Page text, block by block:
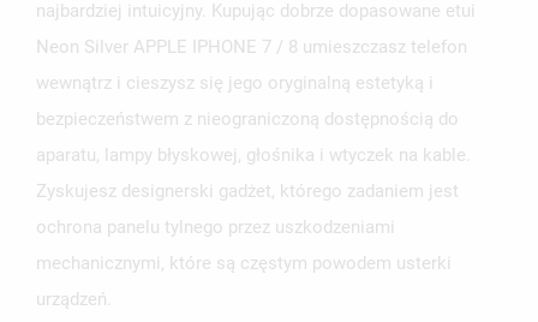
najbardziej intuicyjny. Kupując dobrze dopasowane etui
Neon Silver APPLE IPHONE 7 / 8 umieszczasz telefon
wewnątrz i cieszysz się jego oryginalną estetyką i
bezpieczeństwem z nieograniczoną dostępnością do
aparatu, lampy błyskowej, głośnika i wtyczek na kable.
Zyskujesz designerski gadżet, którego zadaniem jest
ochrona panelu tylnego przez uszkodzeniami
mechanicznymi, które są częstym powodem usterki
urządzeń.